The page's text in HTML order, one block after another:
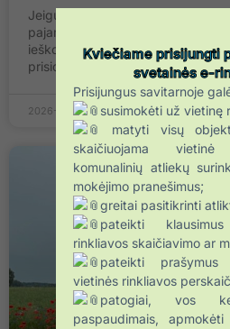
Jeigu skaičiai jums pasako
pajamas ir išlaidas, mėgstate
ieškoti efektyviausių sprendimų ir
prisidėti prie
2026-07-14
Kviečiame prisijungti
svetainės e-
Prisijungus savitarnoje
susimokėti už vietinę
matyti visų
skaičiuojama
komunalinių atliekų
mokėjimo pranešimus;
greitai pasitikrinti
pateikti
rinkliavos skaičiavimo ar
pateikti
vietinės rinkliavos
patogiai, vos
paspaudimais,